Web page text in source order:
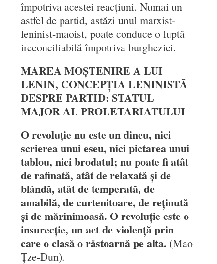
împotriva acestei reacțiuni. Numai un
astfel de partid, astăzi unul marxist-
leninist-maoist, poate conduce o luptă
ireconciliabilă împotriva burgheziei.
MAREA MOȘTENIRE A LUI
LENIN, CONCEPȚIA LENINISTĂ
DESPRE PARTID: STATUL
MAJOR AL PROLETARIATULUI
O revoluție nu este un dineu, nici
scrierea unui eseu, nici pictarea unui
tablou, nici brodatul; nu poate fi atât
de rafinată, atât de relaxată și de
blândă, atât de temperată, de
amabilă, de curtenitoare, de reținută
și de mărinimoasă. O revoluție este o
insurecție, un act de violență prin
care o clasă o răstoarnă pe alta. (Mao
Țze-Dun).